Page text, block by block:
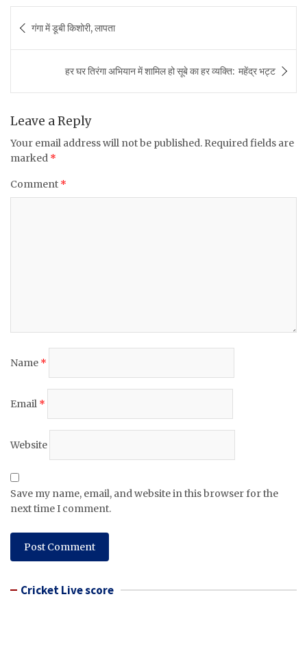
c
e
b
o
k
it
te
r
at
s
A
p
p
ai ar
navigation
गंगा में डूबी किशोरी, लापता
हर घर तिरंगा अभियान में शामिल हो सूबे का हर व्यक्ति: महेंद्र भट्ट
Leave a Reply
Your email address will not be published. Required fields are
marked *
Comment *
Name *
Email *
Website
Save my name, email, and website in this browser for the
next time I comment.
Cricket Live score